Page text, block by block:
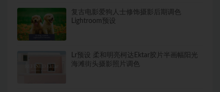
复古电影爱狗人士修饰摄影后期调色
Lightroom预设
Lr预设 柔和明亮柯达Ektar胶片半画幅阳光
海滩街头摄影照片调色